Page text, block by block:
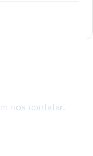
nos contatar.